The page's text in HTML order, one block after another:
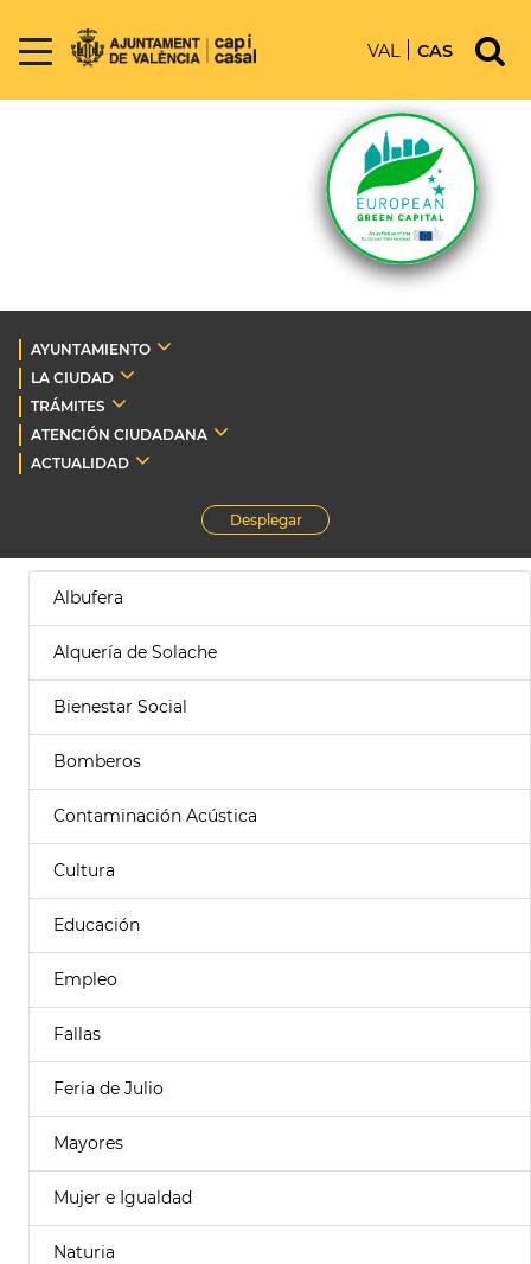
VAL CAS
AYUNTAMIENTO
LA CIUDAD
TRÁMITES
ATENCIÓN CIUDADANA
ACTUALIDAD
Desplegar
Albufera
Alquería de Solache
Bienestar Social
Bomberos
Contaminación Acústica
Cultura
Educación
Empleo
Fallas
Feria de Julio
Mayores
Mujer e Igualdad
Naturia